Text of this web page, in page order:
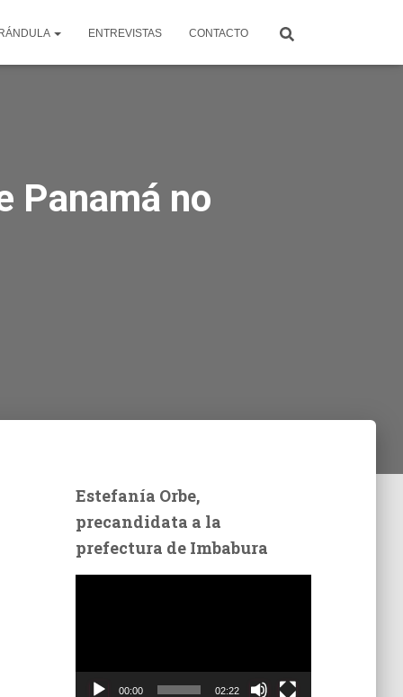
ENTREVISTAS CONTACTO
Panamá no
Estefanía Orbe,
precandidata a la
prefectura de Imbabura
00:00 02:22